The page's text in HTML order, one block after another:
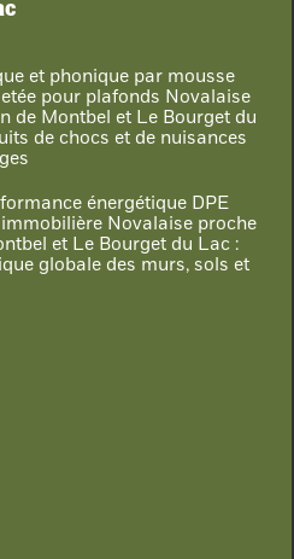
et phonique par mousse
pour plafonds Novalaise
de Montbel et Le Bourget du
de chocs et de nuisances
énergétique DPE
Novalaise proche
et Le Bourget du Lac :
globale des murs, sols et